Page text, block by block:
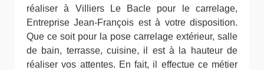
réaliser à Villiers Le Bacle pour le carrelage,
Entreprise Jean-François est à votre disposition.
Que ce soit pour la pose carrelage extérieur, salle
de bain, terrasse, cuisine, il est à la hauteur de
réaliser vos attentes. En fait, il effectue ce métier